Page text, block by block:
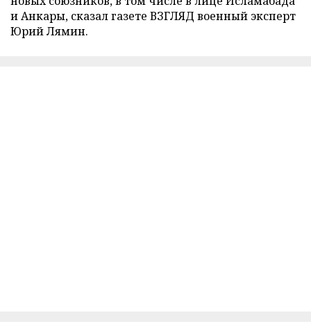
и Анкары, сказал газете ВЗГЛЯД военный эксперт
Юрий Лямин.